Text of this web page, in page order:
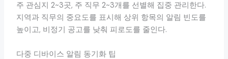
주 관심지 2~3곳, 주 직무 2~3개를 선별해 집중 관리한다.
지역과 직무의 중요도를 표시해 상위 항목의 알림 빈도를
높이고, 비정기 공고를 낮춰 피로도를 줄인다.
다중 디바이스 알림 동기화 팁